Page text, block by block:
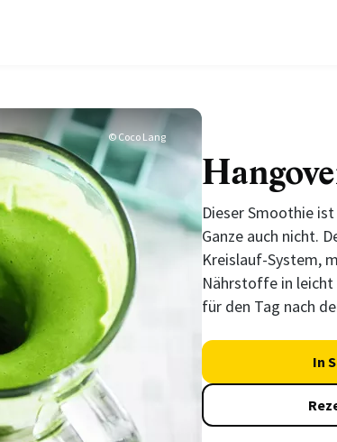
© Coco Lang
Dieser Smoothie
Ganze auch nicht.
Kreislauf-System,
Nährstoffe in leicht
für den Tag nach
In